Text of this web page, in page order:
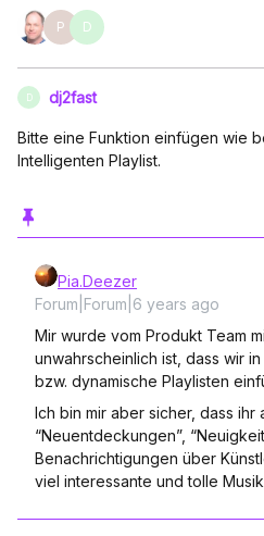
P D
D dj2fast
Bitte eine Funktion einfügen wie
Intelligenten Playlist.
Pia.Deezer
Forum|Forum|6 years ago
Mir wurde vom Produkt Team
unwahrscheinlich ist, dass wir
bzw. dynamische Playlisten
Ich bin mir aber sicher, dass ihr
“Neuentdeckungen”,
Benachrichtigungen über
viel interessante und tolle